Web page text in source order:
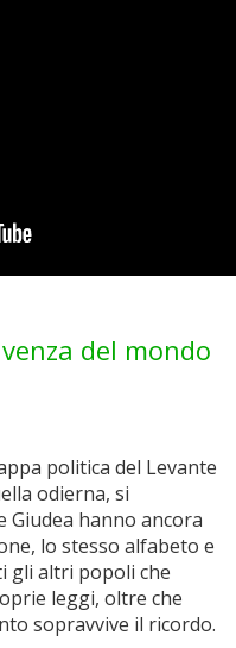
del mondo
politica del Levante
odierna, si
Giudea hanno ancora
lo stesso alfabeto e
gli altri popoli che
leggi, oltre che
sopravvive il ricordo.